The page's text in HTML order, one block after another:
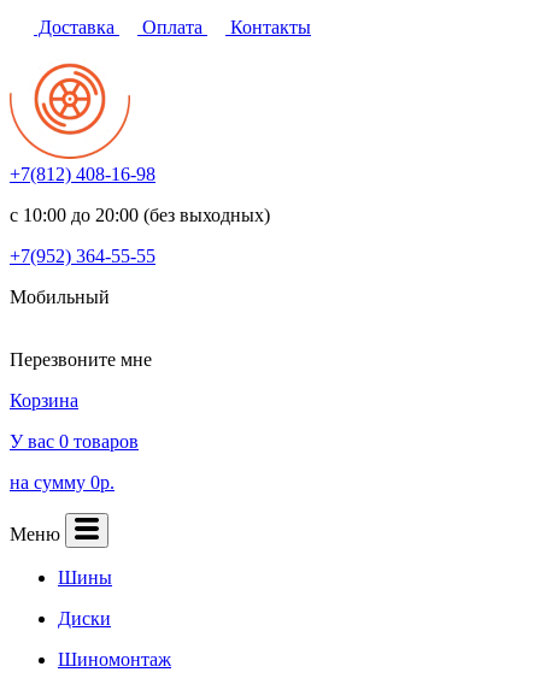
Доставка Оплата Контакты
+7(812) 408-16-98
с 10:00 до 20:00 (без выходных)
+7(952) 364-55-55
Мобильный
Перезвоните мне
Корзина
У вас 0 товаров
на сумму 0р.
Меню
Шины
Диски
Шиномонтаж